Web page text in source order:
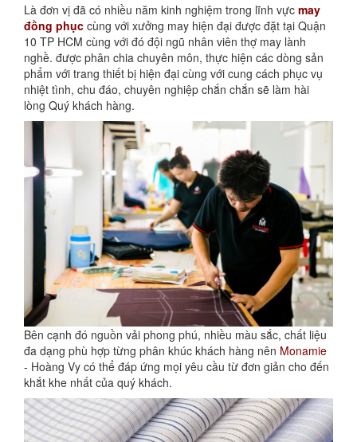
Là đơn vị đã có nhiều năm kinh nghiệm trong lĩnh vực may
đồng phục cùng với xưởng may hiện đại được đặt tại Quận
10 TP HCM cùng với đó đội ngũ nhân viên thợ may lành
nghề. được phân chia chuyên môn, thực hiện các dòng sản
phẩm với trang thiết bị hiện đại cùng với cung cách phục vụ
nhiệt tình, chu đáo, chuyên nghiệp chắn chắn sẽ làm hài
lòng Quý khách hàng.
Bên cạnh đó nguồn vải phong phú, nhiều màu sắc, chất liệu
đa dạng phù hợp từng phân khúc khách hàng nên Monamie
- Hoàng Vy có thể đáp ứng mọi yêu cầu từ đơn giản cho đến
khắt khe nhất của quý khách.